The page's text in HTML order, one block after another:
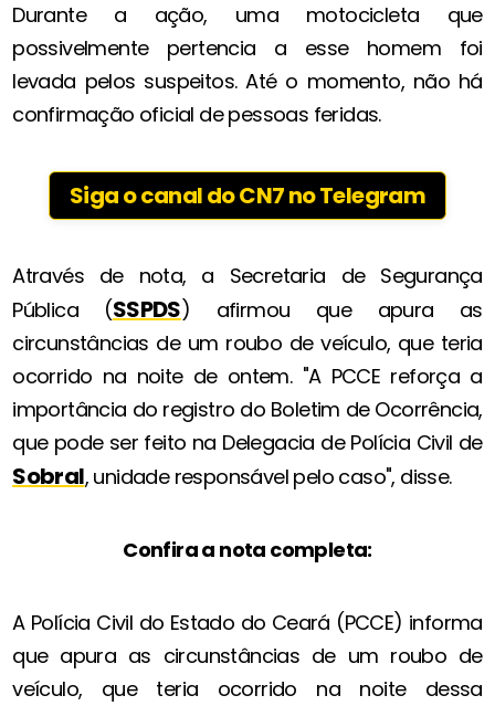
Durante a ação, uma motocicleta que
possivelmente pertencia a esse homem foi
levada pelos suspeitos. Até o momento, não há
confirmação oficial de pessoas feridas.
Siga o canal do CN7 no Telegram
Através de nota, a Secretaria de Segurança
Pública (SSPDS) afirmou que apura as
circunstâncias de um roubo de veículo, que teria
ocorrido na noite de ontem. "A PCCE reforça a
importância do registro do Boletim de Ocorrência,
que pode ser feito na Delegacia de Polícia Civil de
Sobral, unidade responsável pelo caso", disse.
Confira a nota completa:
A Polícia Civil do Estado do Ceará (PCCE) informa
que apura as circunstâncias de um roubo de
veículo, que teria ocorrido na noite dessa